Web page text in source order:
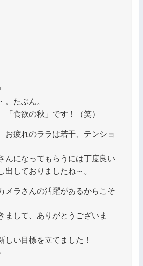
。たぶん。
「食欲の秋」です！（笑）
お疲れのララは若干、テンショ
んになってもらうには丁度良い
出しておりましたね～。
メラさんの活躍があるからこそ
まして、ありがとうございま
しい目標を立てました！